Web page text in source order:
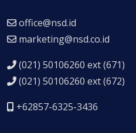
office@nsd.id
marketing@nsd.co.id
(021) 50106260 ext (671)
(021) 50106260 ext (672)
+62857-6325-3436